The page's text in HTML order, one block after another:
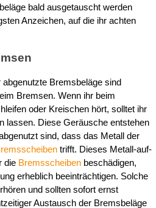
bald ausgetauscht werden
Anzeichen, auf die ihr achten
Bremsbeläge sind
Bremsen. Wenn ihr beim
oder Kreischen hört, solltet ihr
lassen. Diese Geräusche entstehen
sind, dass das Metall der
trifft. Dieses Metall-auf-
die Bremsscheiben beschädigen,
erheblich beeinträchtigen. Solche
und sollten sofort ernst
Austausch der Bremsbeläge